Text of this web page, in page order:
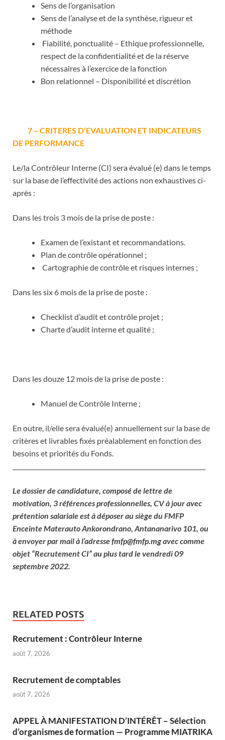
Sens de l’organisation
Sens de l’analyse et de la synthèse, rigueur et
méthode
Fiabilité, ponctualité – Ethique professionnelle,
respect de la confidentialité et de la réserve
nécessaires à l’exercice de la fonction
Bon relationnel – Disponibilité et discrétion
7 – CRITERES D’EVALUATION ET INDICATEURS
DE PERFORMANCE
Le/la Contrôleur Interne (CI) sera évalué (e) dans le temps
sur la base de l’effectivité des actions non exhaustives ci-
après :
Dans les trois 3 mois de la prise de poste :
Examen de l’existant et recommandations.
Plan de contrôle opérationnel ;
Cartographie de contrôle et risques internes ;
Dans les six 6 mois de la prise de poste :
Checklist d’audit et contrôle projet ;
Charte d’audit interne et qualité ;
Dans les douze 12 mois de la prise de poste :
Manuel de Contrôle Interne ;
En outre, il/elle sera évalué(e) annuellement sur la base de
critères et livrables fixés préalablement en fonction des
besoins et priorités du Fonds.
Le dossier de candidature, composé de lettre de
motivation, 3 références professionnelles, CV à jour avec
prétention salariale est à déposer au siège du FMFP
Enceinte Materauto Ankorondrano, Antananarivo 101, ou
à envoyer par mail à l’adresse fmfp@fmfp.mg avec comme
objet “Recrutement CI” au plus tard le vendredi 09
septembre 2022.
RELATED POSTS
Recrutement : Contrôleur Interne
août 7, 2026
Recrutement de comptables
août 7, 2026
APPEL À MANIFESTATION D’INTÉRÊT – Sélection
d’organismes de formation — Programme MIATRIKA